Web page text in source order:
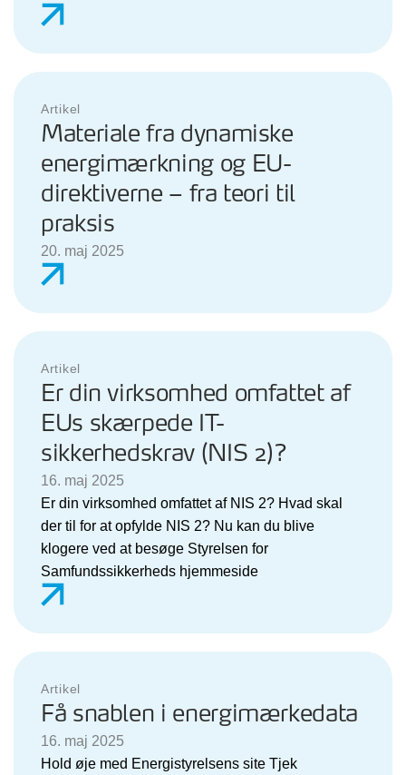
Artikel
Materiale fra dynamiske
energimærkning og EU-
direktiverne – fra teori til
praksis
20. maj 2025
Artikel
Er din virksomhed omfattet af
EUs skærpede IT-
sikkerhedskrav (NIS 2)?
16. maj 2025
Er din virksomhed omfattet af NIS 2? Hvad skal
der til for at opfylde NIS 2? Nu kan du blive
klogere ved at besøge Styrelsen for
Samfundssikkerheds hjemmeside
Artikel
Få snablen i energimærkedata
16. maj 2025
Hold øje med Energistyrelsens site Tjek